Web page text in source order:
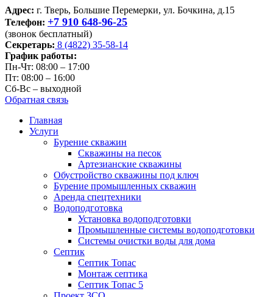
Адрес: г. Тверь, Большие Перемерки, ул. Бочкина, д.15
Телефон: +7 910 648-96-25
(звонок бесплатный)
Секретарь: 8 (4822) 35-58-14
График работы:
Пн-Чт: 08:00 – 17:00
Пт: 08:00 – 16:00
Сб-Вс – выходной
Обратная связь
Главная
Услуги
Бурение скважин
Скважины на песок
Артезианские скважины
Обустройство скважины под ключ
Бурение промышленных скважин
Аренда спецтехники
Водоподготовка
Установка водоподготовки
Промышленные системы водоподготовки
Системы очистки воды для дома
Септик
Септик Топас
Монтаж септика
Септик Топас 5